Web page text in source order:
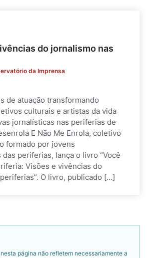
do jornalismo nas
da Imprensa
de atuação transformando
culturais e artistas da vida
jornalísticas nas periferias de
E Não Me Enrola, coletivo
formado por jovens
periferias, lança o livro “Você
Visões e vivências do
O livro, publicado […]
página não refletem necessariamente a